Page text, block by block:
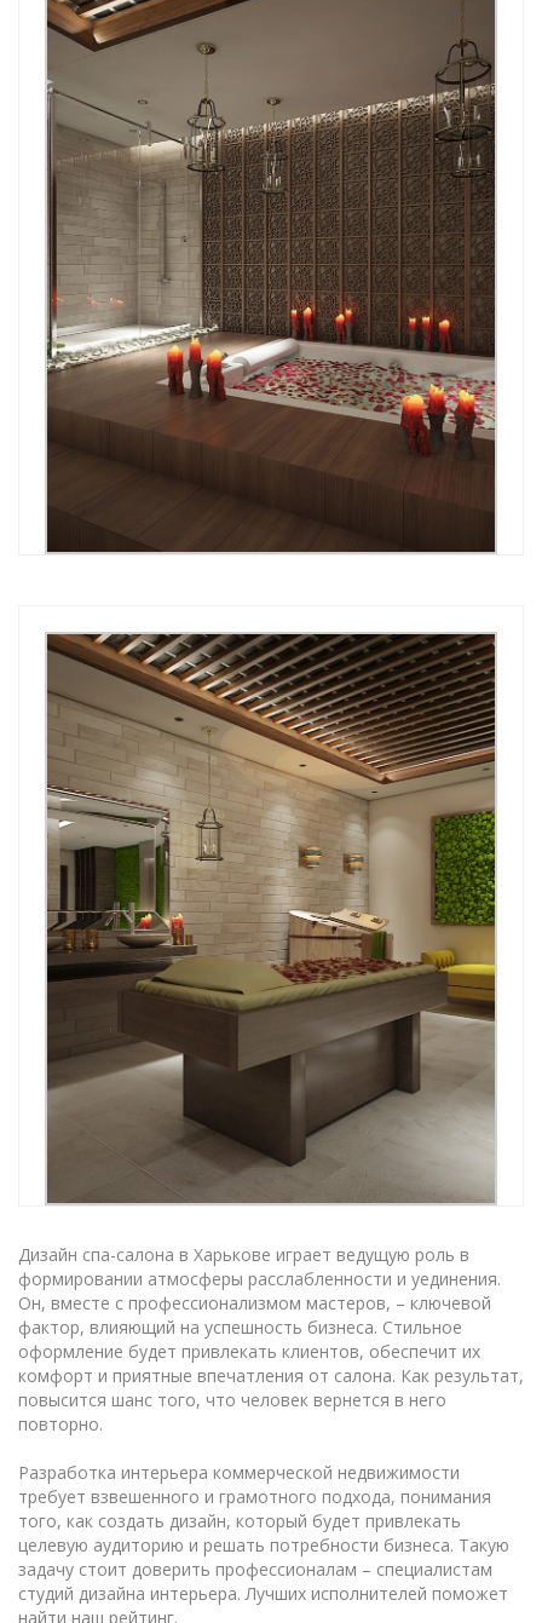
Дизайн спа-салона в Харькове играет ведущую роль в
формировании атмосферы расслабленности и уединения.
Он, вместе с профессионализмом мастеров, – ключевой
фактор, влияющий на успешность бизнеса. Стильное
оформление будет привлекать клиентов, обеспечит их
комфорт и приятные впечатления от салона. Как результат,
повысится шанс того, что человек вернется в него
повторно.
Разработка интерьера коммерческой недвижимости
требует взвешенного и грамотного подхода, понимания
того, как создать дизайн, который будет привлекать
целевую аудиторию и решать потребности бизнеса. Такую
задачу стоит доверить профессионалам – специалистам
студий дизайна интерьера. Лучших исполнителей поможет
найти наш рейтинг.